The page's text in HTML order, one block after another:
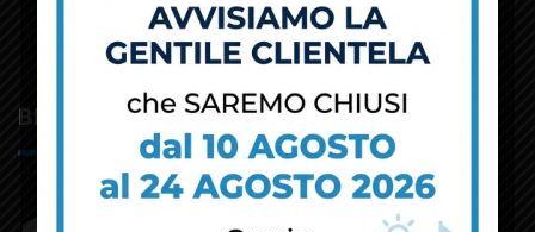
BM Concept